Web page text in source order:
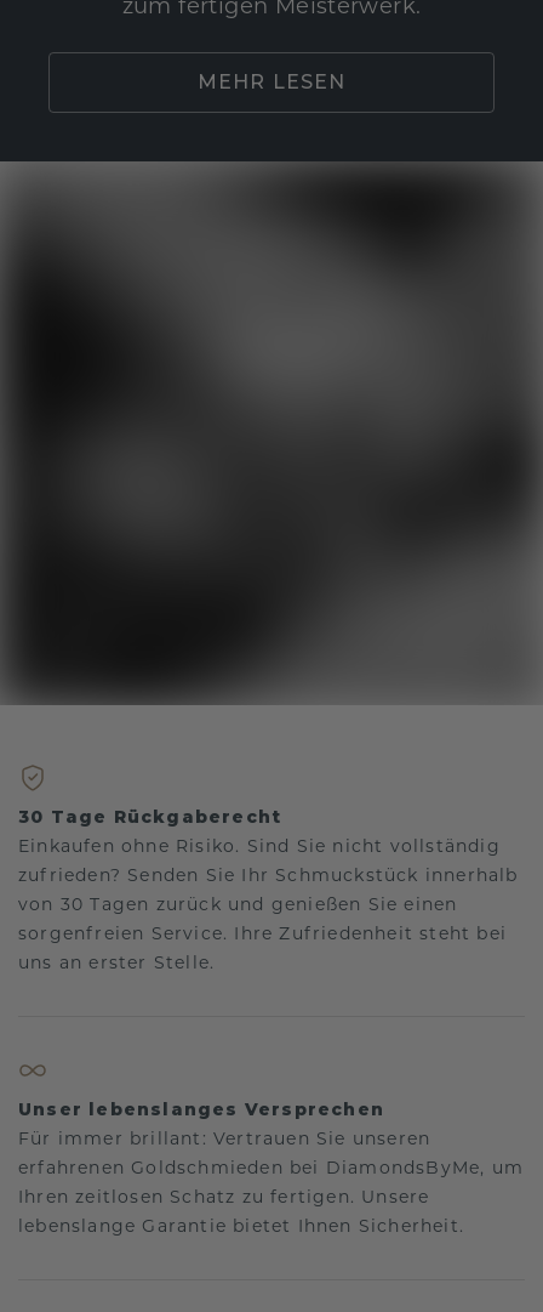
zum fertigen Meisterwerk.
MEHR LESEN
30 Tage Rückgaberecht
Einkaufen ohne Risiko. Sind Sie nicht vollständig
zufrieden? Senden Sie Ihr Schmuckstück innerhalb
von 30 Tagen zurück und genießen Sie einen
sorgenfreien Service. Ihre Zufriedenheit steht bei
uns an erster Stelle.
Unser lebenslanges Versprechen
Für immer brillant: Vertrauen Sie unseren
erfahrenen Goldschmieden bei DiamondsByMe, um
Ihren zeitlosen Schatz zu fertigen. Unsere
lebenslange Garantie bietet Ihnen Sicherheit.